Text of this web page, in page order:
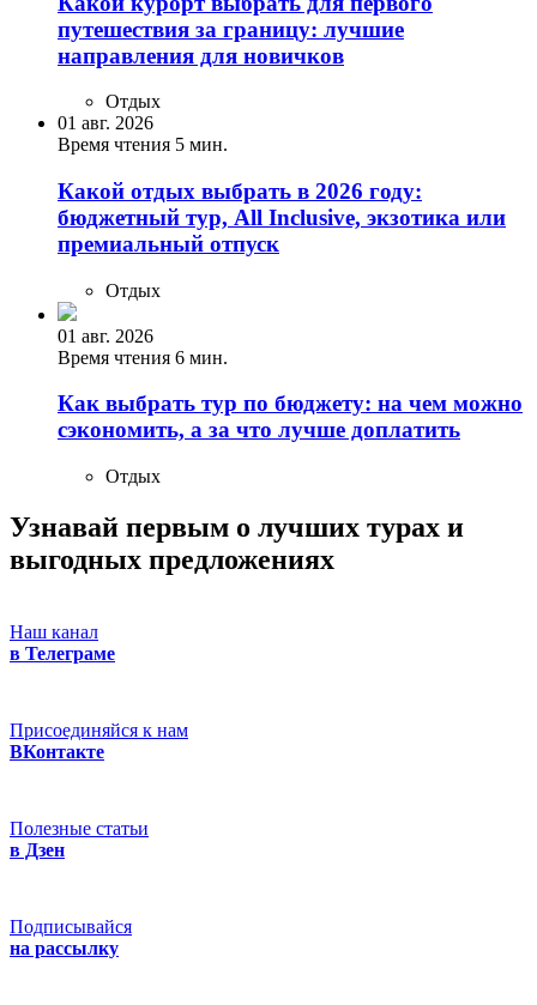
путешествия за границу: лучшие
направления для новичков
Отдых
01 авг. 2026
Время чтения 5 мин.
Какой отдых выбрать в 2026 году:
бюджетный тур, All Inclusive, экзотика или
премиальный отпуск
Отдых
01 авг. 2026
Время чтения 6 мин.
Как выбрать тур по бюджету: на чем можно
сэкономить, а за что лучше доплатить
Отдых
Узнавай первым о лучших турах и
выгодных предложениях
Наш канал
в Телеграме
Присоединяйся к нам
ВКонтакте
Полезные статьи
в Дзен
Подписывайся
на рассылку